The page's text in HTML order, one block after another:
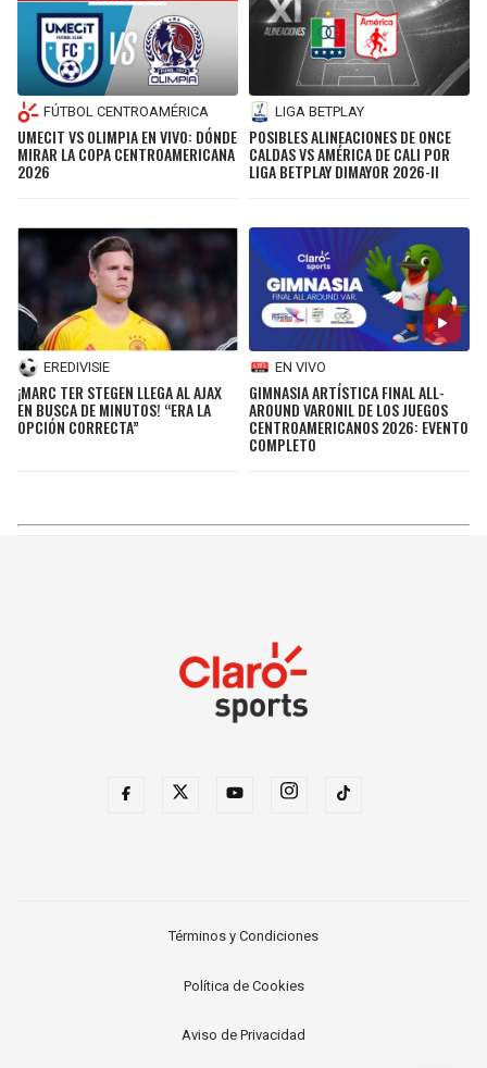
FÚTBOL CENTROAMÉRICA
UMECIT VS OLIMPIA EN VIVO: DÓNDE
MIRAR LA COPA CENTROAMERICANA
2026
LIGA BETPLAY
POSIBLES ALINEACIONES DE ONCE
CALDAS VS AMÉRICA DE CALI POR
LIGA BETPLAY DIMAYOR 2026-II
EREDIVISIE
¡MARC TER STEGEN LLEGA AL AJAX
EN BUSCA DE MINUTOS! “ERA LA
OPCIÓN CORRECTA”
EN VIVO
GIMNASIA ARTÍSTICA FINAL ALL-
AROUND VARONIL DE LOS JUEGOS
CENTROAMERICANOS 2026: EVENTO
COMPLETO
Términos y Condiciones
Política de Cookies
Aviso de Privacidad